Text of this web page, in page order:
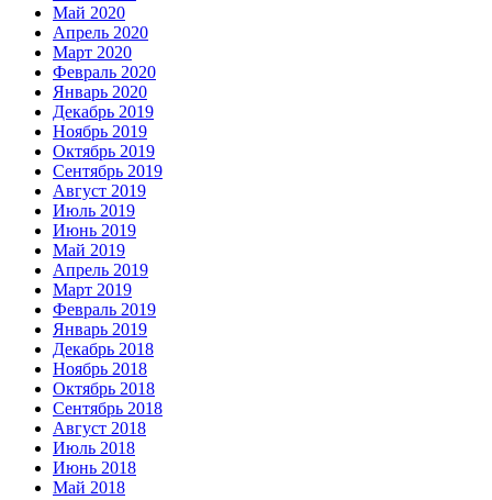
Май 2020
Апрель 2020
Март 2020
Февраль 2020
Январь 2020
Декабрь 2019
Ноябрь 2019
Октябрь 2019
Сентябрь 2019
Август 2019
Июль 2019
Июнь 2019
Май 2019
Апрель 2019
Март 2019
Февраль 2019
Январь 2019
Декабрь 2018
Ноябрь 2018
Октябрь 2018
Сентябрь 2018
Август 2018
Июль 2018
Июнь 2018
Май 2018